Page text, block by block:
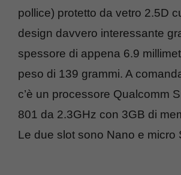
pollice) protetto da vetro 2.5D
design davvero interessante
spessore di appena 6.9
peso di 139 grammi. A
c’è un processore Qualcomm
801 da 2.3GHz con 3GB di
Le due slot sono Nano e micro